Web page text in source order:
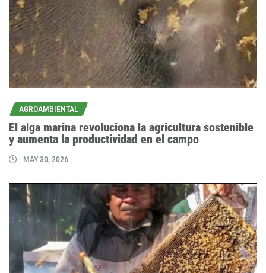
AGROAMBIENTAL
El alga marina revoluciona la agricultura sostenible
y aumenta la productividad en el campo
MAY 30, 2026